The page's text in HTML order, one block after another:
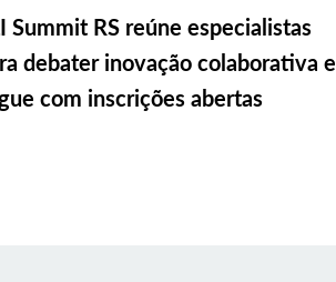
Summit RS reúne especialistas
debater inovação colaborativa e
com inscrições abertas